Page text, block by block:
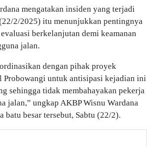
mengatakan insiden yang terjadi
2/2025) itu menunjukkan pentingnya
berkelanjutan demi keamanan
jalan.
dengan pihak proyek
Probowangi untuk antisipasi kejadian ini
sehingga tidak membahayakan pekerja
jalan,” ungkap AKBP Wisnu Wardana
batu besar tersebut, Sabtu (22/2).